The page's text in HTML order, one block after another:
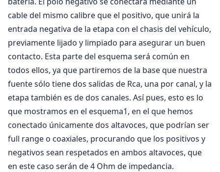
cable del mismo calibre que el positivo, que unirá la
entrada negativa de la etapa con el chasis del vehículo,
previamente lijado y limpiado para asegurar un buen
contacto. Esta parte del esquema será común en
todos ellos, ya que partiremos de la base que nuestra
fuente sólo tiene dos salidas de Rca, una por canal, y la
etapa también es de dos canales. Así pues, esto es lo
que mostramos en el esquema1, en el que hemos
conectado únicamente dos altavoces, que podrían ser
full range o coaxiales, procurando que los positivos y
negativos sean respetados en ambos altavoces, que
en este caso serán de 4 Ohm de impedancia.